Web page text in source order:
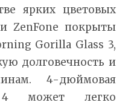
ярких цветовых
ZenFone покрыты
Gorilla Glass 3,
долговечность и
4-дюймовая
4 может легко